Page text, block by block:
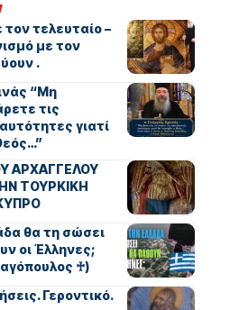
τελευταίο –
με τον
.
“Μη
τις
γιατί
ΑΡΧΑΓΓΕΛΟΥ
ΤΟΥΡΚΙΚΗ
θα τη σώσει
οι Έλληνες;
♰)
Γεροντικό.